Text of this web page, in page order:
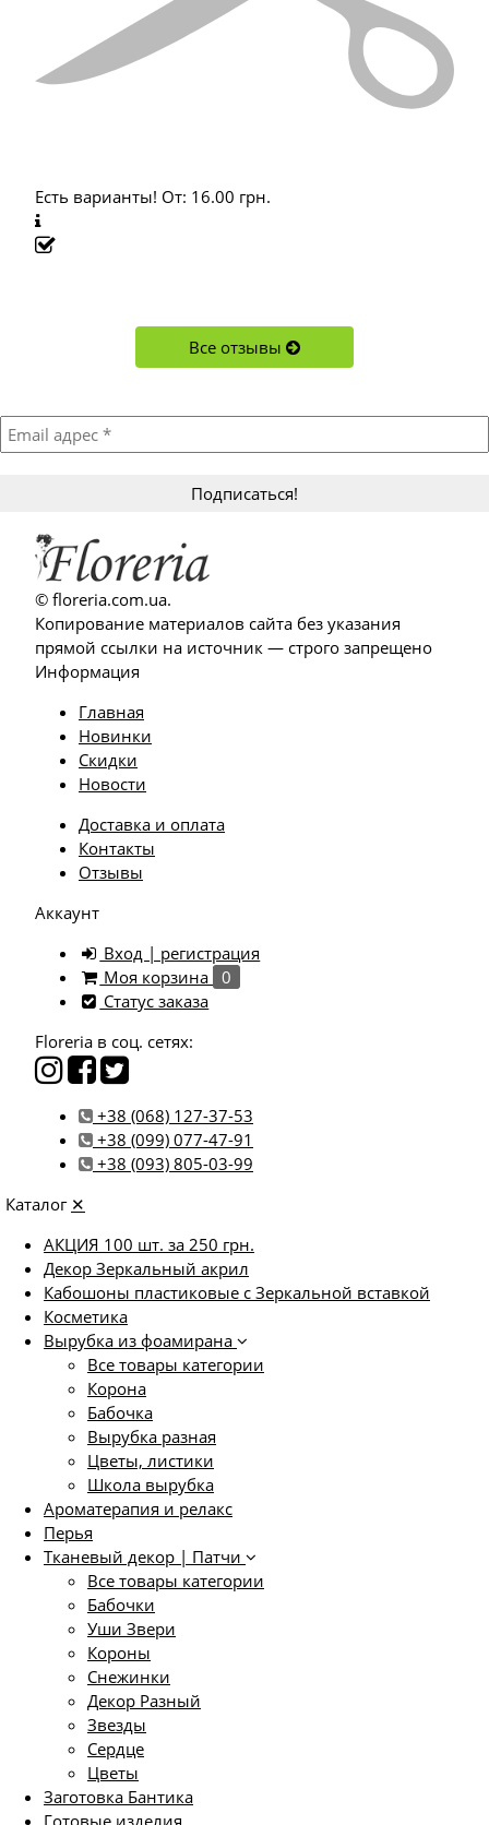
Есть варианты! От: 16.00 грн.
Все отзывы
© floreria.com.ua.
Копирование материалов сайта без указания
прямой ссылки на источник — строго запрещено
Информация
Главная
Новинки
Скидки
Новости
Доставка и оплата
Контакты
Отзывы
Аккаунт
Вход | регистрация
Моя корзина
0
Статус заказа
Floreria в соц. сетях:
+38 (068) 127-37-53
+38 (099) 077-47-91
+38 (093) 805-03-99
Каталог ✕
АКЦИЯ 100 шт. за 250 грн.
Декор Зеркальный акрил
Кабошоны пластиковые с Зеркальной вставкой
Косметика
Вырубка из фоамирана
Все товары категории
Корона
Бабочка
Вырубка разная
Цветы, листики
Школа вырубка
Ароматерапия и релакс
Перья
Тканевый декор | Патчи
Все товары категории
Бабочки
Уши Звери
Короны
Снежинки
Декор Разный
Звезды
Сердце
Цветы
Заготовка Бантика
Готовые изделия